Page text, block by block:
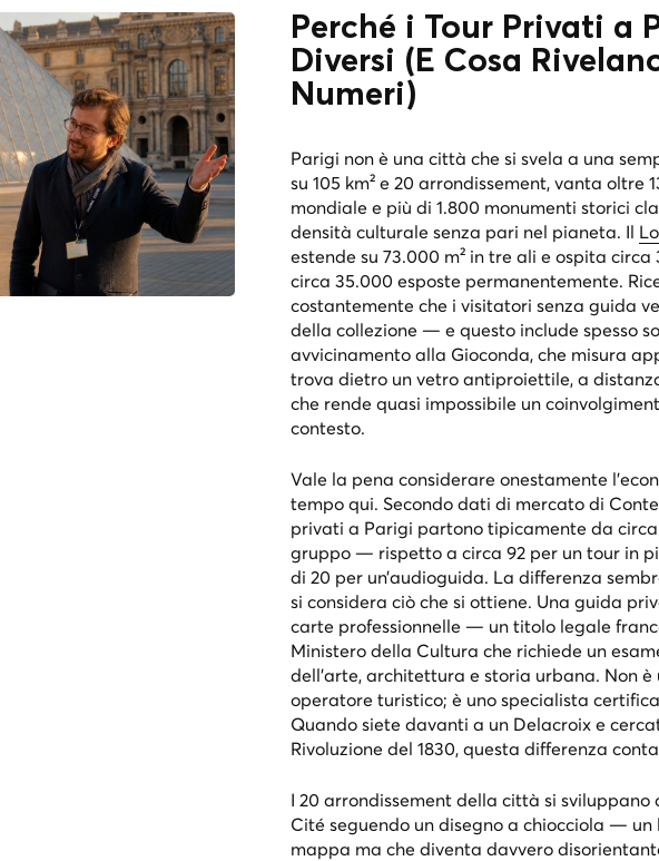
Perché i Tour Privati a
Diversi (E Cosa
Numeri)
Parigi non è una città che si svela a una
su 105 km² e 20 arrondissement, vanta oltre
mondiale e più di 1.800 monumenti storici
densità culturale senza pari nel pianeta. Il
estende su 73.000 m² in tre ali e ospita
circa 35.000 esposte permanentemente.
costantemente che i visitatori senza guida
della collezione — e questo include spesso
avvicinamento alla Gioconda, che misura
trova dietro un vetro antiproiettile, a
che rende quasi impossibile un
contesto.
Vale la pena considerare onestamente
tempo qui. Secondo dati di mercato di
privati a Parigi partono tipicamente da
gruppo — rispetto a circa 92 per un tour in
di 20 per un’audioguida. La differenza
si considera ciò che si ottiene. Una guida
carte professionnelle — un titolo legale
Ministero della Cultura che richiede un
dell’arte, architettura e storia urbana. Non è
operatore turistico; è uno specialista
Quando siete davanti a un Delacroix e
Rivoluzione del 1830, questa differenza
I 20 arrondissement della città si sviluppano
Cité seguendo un disegno a chiocciola —
mappa ma che diventa davvero